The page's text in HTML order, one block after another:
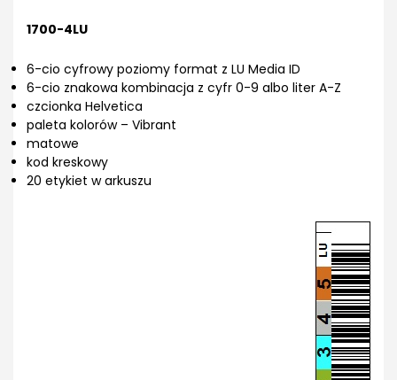
1700-4LU
6-cio cyfrowy poziomy format z LU Media ID
6-cio znakowa kombinacja z cyfr 0-9 albo liter A-Z
czcionka Helvetica
paleta kolorów – Vibrant
matowe
kod kreskowy
20 etykiet w arkuszu